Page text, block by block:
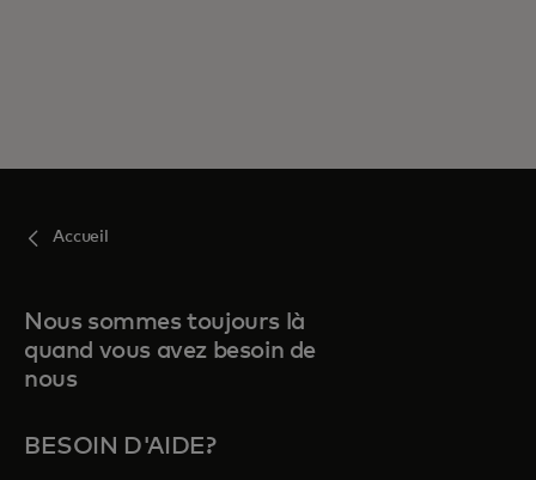
Accueil
Nous sommes toujours là
quand vous avez besoin de
nous
BESOIN D'AIDE?